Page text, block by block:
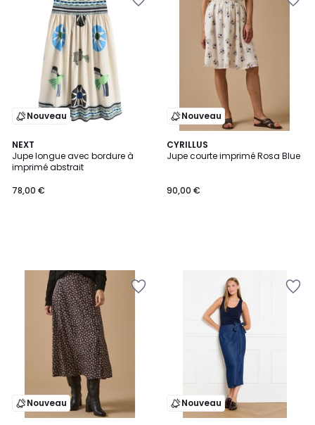
Nouveau
NEXT
Jupe longue avec bordure à
imprimé abstrait
78,00 €
Nouveau
CYRILLUS
Jupe courte imprimé Rosa Blue
90,00 €
Nouveau Nouveau